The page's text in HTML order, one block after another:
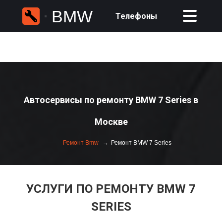
BMW Телефоны
Автосервисы по ремонту BMW 7 Series в
Москве
Ремонт Bmw Ремонт BMW 7 Series
УСЛУГИ ПО РЕМОНТУ BMW 7
SERIES